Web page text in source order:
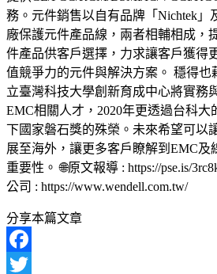
務。元件銷售以自有品牌「Nichtek」
廠保護元件產品線，兩者相輔相成，
件產品供客戶選擇，力求讓客戶獲得
值競爭力的元件與解決方案。 穩得也
立臺灣科技大學創新育成中心將實務
EMC相關人才，2020年更透過台科大
下國家磐石獎的殊榮。未來希望可以
展至海外，讓更多客戶瞭解到EMC及
重要性。 🌐原文報導 : https://pse.is/
公司 : https://www.wendell.com.tw/
分享本篇文章
Facebook